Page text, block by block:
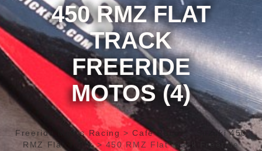
450 RMZ FLAT
TRACK
FREERIDE
MOTOS (4)
Freeride Motos Racing >Café Racer
Suzuki 450
RMZ Flat Track> 450 RMZ Flat Track Freeride